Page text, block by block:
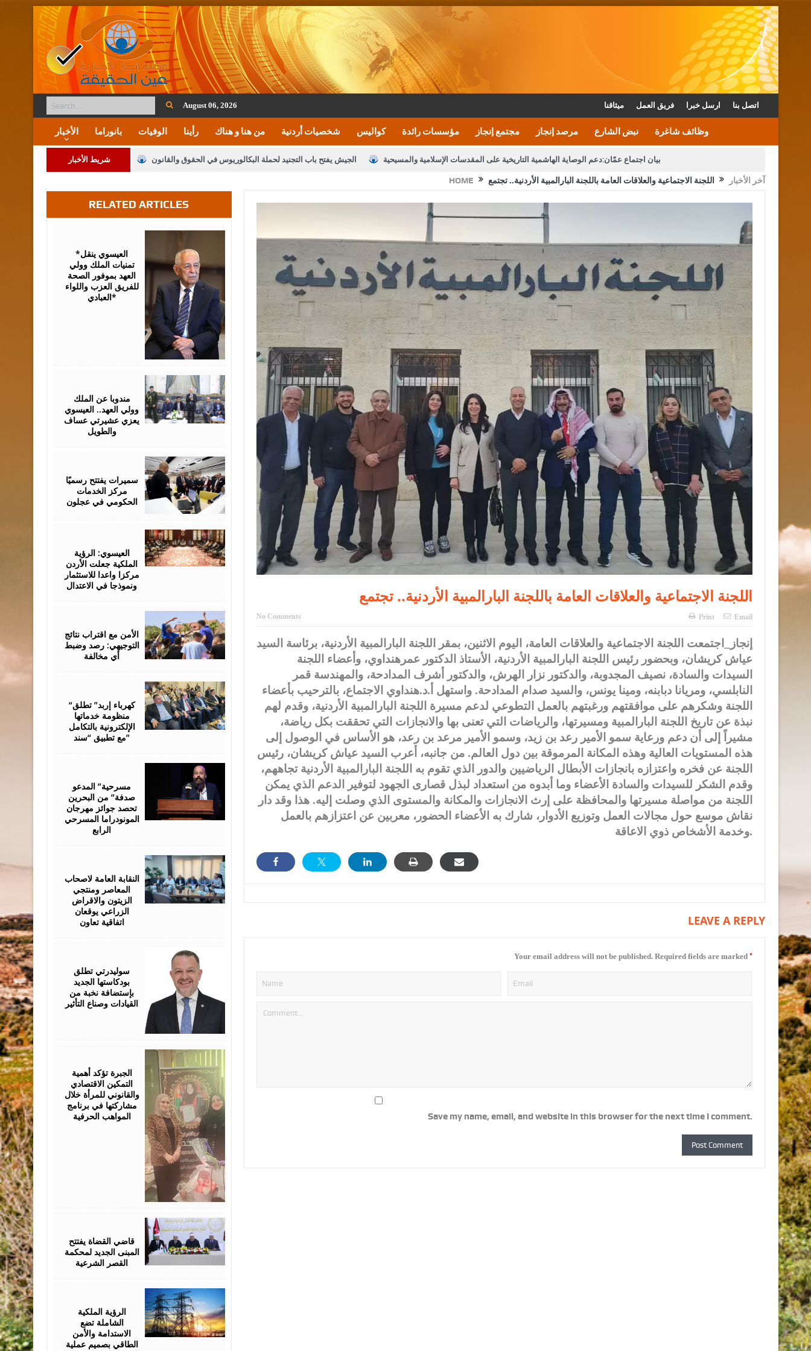
August 06, 2026 ميثاقنا فريق العمل ارسل خبرا اتصل بنا
الأخبار بانوراما الوفيات رأينا من هنا و هناك شخصيات أردنية كواليس مؤسسات رائدة مجتمع إنجاز مرصد إنجاز نبض الشارع وظائف شاغرة
شريط الأخبار الجيش يفتح باب التجنيد لحملة البكالوريوس في الحقوق والقانون بيان اجتماع عمّان:دعم الوصاية الهاشمية التاريخية على المقدسات الإسلامية والمسيحية
النواب يقر مشروع تعديل قانون الملكية العقارية
القاضي يلتقي رؤساء تحرير الصحف اليومية ويؤكد حرص مجلس النواب على شراكة فاعلة مع الإعلام دعوة المكلفين بخدمة العلم (الدفعة الثالثة) إلى مراجعة منصة خدمة العلم
الملك يلتقي مجموعة من رفاق السلاح القاضي محمود أحمد فريحات.. مبارك ومزيدا من التوفيق
عارف بيك فريحات.. مبارك وبكم تزهو المناصب
HOME آخر الأخبار اللجنة الاجتماعية والعلاقات العامة باللجنة البارالمبية الأردنية.. تجتمع
اللجنة الاجتماعية والعلاقات العامة باللجنة البارالمبية الأردنية.. تجتمع
No Comments Print Email
إنجاز_اجتمعت اللجنة الاجتماعية والعلاقات العامة، اليوم الاثنين، بمقر اللجنة البارالمبية الأردنية، برئاسة السيد
عياش كريشان، وبحضور رئيس اللجنة البارالمبية الأردنية، الأستاذ الدكتور عمرهنداوي، وأعضاء اللجنة
السيدات والسادة، نصيف المجدوبة، والدكتور نزار الهرش، والدكتور أشرف المدادحة، والمهندسة قمر
النابلسي، ومريانا دبابنه، ومينا يونس، والسيد صدام المدادحة. واستهل أ.د.هنداوي الاجتماع، بالترحيب بأعضاء
اللجنة وشكرهم على موافقتهم ورغبتهم بالعمل التطوعي لدعم مسيرة اللجنة البارالمبية الأردنية، وقدم لهم
نبذة عن تاريخ اللجنة البارالمبية ومسيرتها، والرياضات التي تعنى بها والانجازات التي تحققت بكل رياضة،
مشيراً إلى أن دعم ورعاية سمو الأمير رعد بن زيد، وسمو الأمير مرعد بن رعد، هو الأساس في الوصول إلى
هذه المستويات العالية وهذه المكانة المرموقة بين دول العالم. من جانبه، أعرب السيد عياش كريشان، رئيس
اللجنة عن فخره واعتزازه بانجازات الأبطال الرياضيين والدور الذي تقوم به اللجنة البارالمبية الأردنية تجاههم،
وقدم الشكر للسيدات والسادة الأعضاء وما أبدوه من استعداد لبذل قصارى الجهود لتوفير الدعم الذي يمكن
اللجنة من مواصلة مسيرتها والمحافظة على إرث الانجازات والمكانة والمستوى الذي وصلت إليه. هذا وقد دار
نقاش موسع حول مجالات العمل وتوزيع الأدوار، شارك به الأعضاء الحضور، معربين عن اعتزازهم بالعمل
وخدمة الأشخاص ذوي الاعاقة.
LEAVE A REPLY
Your email address will not be published. Required fields are marked *
Save my name, email, and website in this browser for the next time I comment.
RELATED ARTICLES
*العيسوي ينقل
تمنيات الملك وولي
العهد بموفور الصحة
للفريق العزب واللواء
العبادي*
مندوبا عن الملك
وولي العهد.. العيسوي
يعزي عشيرتي عساف
والطويل
سميرات يفتتح رسميًا
مركز الخدمات
الحكومي في عجلون
2026
العيسوي: الرؤية
الملكية جعلت الأردن
مركزا واعدا للاستثمار
ونموذجا في الاعتدال
الأمن مع اقتراب نتائج
التوجيهي: رصد وضبط
أي مخالفة
2026
“كهرباء إربد” تطلق
منظومة خدماتها
الإلكترونية بالتكامل
مع تطبيق “سند”
مسرحية” المدعو
صدفة” من البحرين
تحصد جوائز مهرجان
المونودراما المسرحي
الرابع
النقابة العامة لاصحاب
المعاصر ومنتجي
الزيتون والاقراض
الزراعي يوقعان
اتفاقية تعاون
2026
سوليدرتي تطلق
بودكاستها الجديد
بإستضافة نخبة من
القيادات وصناع التأثير
الجبرة تؤكد أهمية
التمكين الاقتصادي
والقانوني للمرأة خلال
مشاركتها في برنامج
المواهب الحرفية
قاضي القضاة يفتتح
المبنى الجديد لمحكمة
القصر الشرعية
الرؤية الملكية
الشاملة تضع
الاستدامة والأمن
الطاقي بصميم عملية